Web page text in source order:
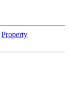
Property